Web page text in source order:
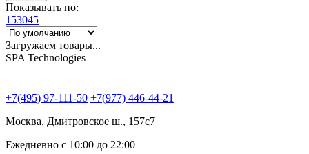
Показывать по:
153045
Загружаем товары...
SPA Technologies
+7(495) 97-111-50 +7(977) 446-44-21
Москва, Дмитровское ш., 157с7
Ежедневно с 10:00 до 22:00